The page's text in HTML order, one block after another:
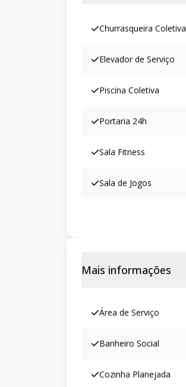
Churrasqueira Coletiva
Elevador de Serviço
Piscina Coletiva
Portaria 24h
Sala Fitness
Sala de Jogos
Mais informações
Área de Serviço
Banheiro Social
Cozinha Planejada